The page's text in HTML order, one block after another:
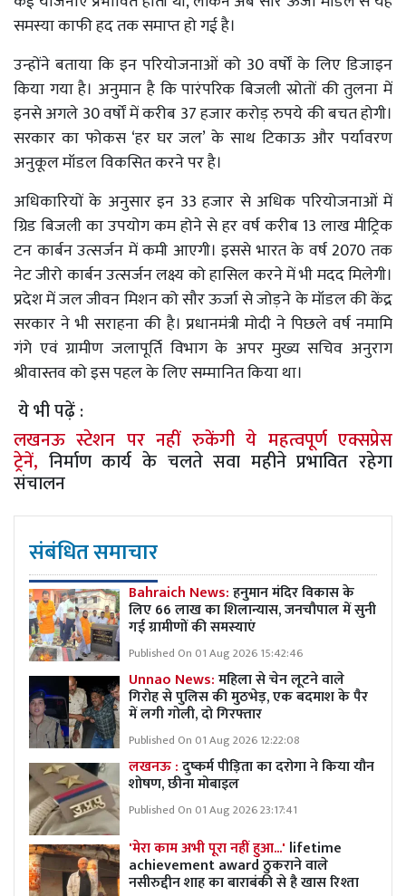
समस्या काफी हद तक समाप्त हो गई है।
उन्होंने बताया कि इन परियोजनाओं को 30 वर्षों के लिए डिजाइन
किया गया है। अनुमान है कि पारंपरिक बिजली स्रोतों की तुलना में
इनसे अगले 30 वर्षों में करीब 37 हजार करोड़ रुपये की बचत होगी।
सरकार का फोकस ‘हर घर जल’ के साथ टिकाऊ और पर्यावरण
अनुकूल मॉडल विकसित करने पर है।
अधिकारियों के अनुसार इन 33 हजार से अधिक परियोजनाओं में
ग्रिड बिजली का उपयोग कम होने से हर वर्ष करीब 13 लाख मीट्रिक
टन कार्बन उत्सर्जन में कमी आएगी। इससे भारत के वर्ष 2070 तक
नेट जीरो कार्बन उत्सर्जन लक्ष्य को हासिल करने में भी मदद मिलेगी।
प्रदेश में जल जीवन मिशन को सौर ऊर्जा से जोड़ने के मॉडल की केंद्र
सरकार ने भी सराहना की है। प्रधानमंत्री मोदी ने पिछले वर्ष नमामि
गंगे एवं ग्रामीण जलापूर्ति विभाग के अपर मुख्य सचिव अनुराग
श्रीवास्तव को इस पहल के लिए सम्मानित किया था।
ये भी पढ़ें :
लखनऊ स्टेशन पर नहीं रुकेंगी ये महत्वपूर्ण एक्सप्रेस
ट्रेनें, निर्माण कार्य के चलते सवा महीने प्रभावित रहेगा
संचालन
संबंधित समाचार
Bahraich News:हनुमान मंदिर विकास के
लिए 66 लाख का शिलान्यास, जनचौपाल में सुनी
गई ग्रामीणों की समस्याएं
Published On 01 Aug 2026 15:42:46
Unnao News:महिला से चेन लूटने वाले
गिरोह से पुलिस की मुठभेड़, एक बदमाश के पैर
में लगी गोली, दो गिरफ्तार
Published On 01 Aug 2026 12:22:08
लखनऊ :दुष्कर्म पीड़िता का दरोगा ने किया यौन
शोषण, छीना मोबाइल
Published On 01 Aug 2026 23:17:41
'मेरा काम अभी पूरा नहीं हुआ...' lifetime
achievement award ठुकराने वाले
नसीरुद्दीन शाह का बाराबंकी से है खास रिश्ता